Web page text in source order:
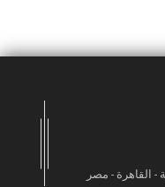
- القاهرة - مصر